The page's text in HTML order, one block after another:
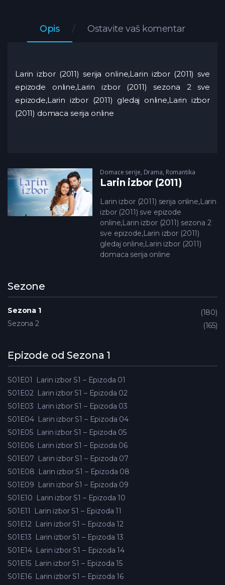
Opis Ostavite vaš komentar
Larin izbor (2011) serija online,Larin izbor (2011) sve
epizode online,Larin izbor (2011) sezona 2 sve
epizode,Larin izbor (2011) gledaj online,Larin izbor
(2011) domaca serija online
Domace serije, Drama, Romantika
Larin izbor (2011)
Larin izbor (2011) serija online,Larin
izbor (2011) sve epizode
online,Larin izbor (2011) sezona 2
sve epizode,Larin izbor (2011)
gledaj online,Larin izbor (2011)
domaca serija online
Sezone
Sezona 1
180
Sezona 2
165
Epizode od Sezona 1
S01E01
Larin izbor S1 – Epizoda 01
S01E02 Larin izbor S1 – Epizoda 02
S01E03 Larin izbor S1 – Epizoda 03
S01E04 Larin izbor S1 – Epizoda 04
S01E05 Larin izbor S1 – Epizoda 05
S01E06 Larin izbor S1 – Epizoda 06
S01E07 Larin izbor S1 – Epizoda 07
S01E08 Larin izbor S1 – Epizoda 08
S01E09 Larin izbor S1 – Epizoda 09
S01E10 Larin izbor S1 – Epizoda 10
S01E11
Larin izbor S1 – Epizoda 11
S01E12 Larin izbor S1 – Epizoda 12
S01E13 Larin izbor S1 – Epizoda 13
S01E14 Larin izbor S1 – Epizoda 14
S01E15 Larin izbor S1 – Epizoda 15
S01E16 Larin izbor S1 – Epizoda 16